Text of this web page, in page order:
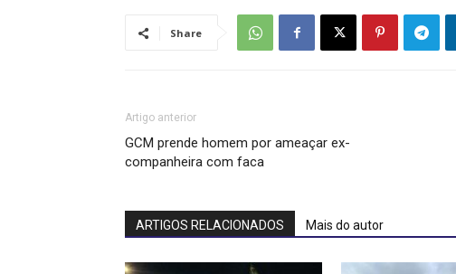
Share
Artigo anterior
GCM prende homem por ameaçar ex-
companheira com faca
ARTIGOS RELACIONADOS Mais do autor